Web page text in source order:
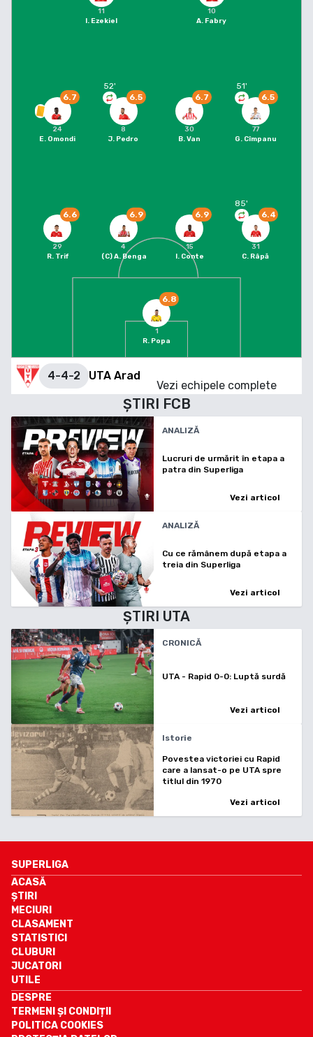
11
I. Ezekiel
10
A. Fabry
6.7
24
E. Omondi
6.5
52'
8
J. Pedro
6.7
30
B. Van
6.5
51'
77
G. Cîmpanu
6.6
29
R. Trif
6.9
4
(C)A. Benga
6.9
15
I. Conte
6.4
85'
31
C. Râpă
6.8
1
R. Popa
4-4-2 UTA Arad
Vezi echipele complete
ȘTIRI FCB
ANALIZĂ
Lucruri de urmărit în etapa a
patra din Superliga
Vezi articol
ANALIZĂ
Cu ce rămânem după etapa a
treia din Superliga
Vezi articol
ȘTIRI UTA
CRONICĂ
UTA - Rapid 0-0: Luptă surdă
Vezi articol
Istorie
Povestea victoriei cu Rapid
care a lansat-o pe UTA spre
titlul din 1970
Vezi articol
SUPERLIGA
ACASĂ
ȘTIRI
MECIURI
CLASAMENT
STATISTICI
CLUBURI
JUCATORI
UTILE
DESPRE
TERMENI ȘI CONDIȚII
POLITICA COOKIES